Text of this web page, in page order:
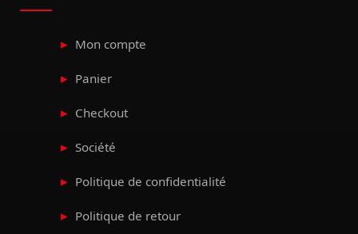
Mon compte
Panier
Checkout
Société
Politique de confidentialité
Politique de retour